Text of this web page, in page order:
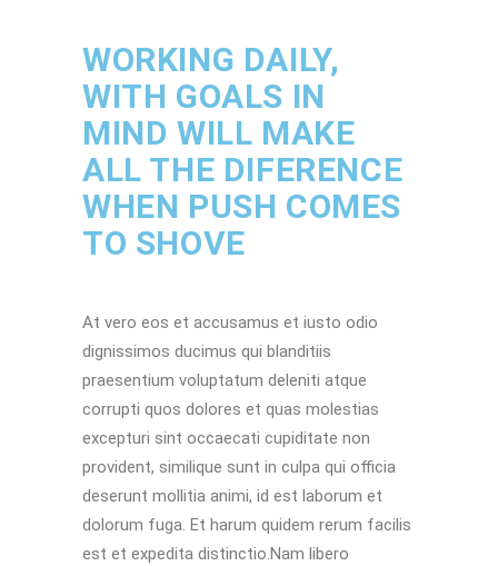
WORKING DAILY,
WITH GOALS IN
MIND WILL MAKE
ALL THE DIFERENCE
WHEN PUSH COMES
TO SHOVE
At vero eos et accusamus et iusto odio
dignissimos ducimus qui blanditiis
praesentium voluptatum deleniti atque
corrupti quos dolores et quas molestias
excepturi sint occaecati cupiditate non
provident, similique sunt in culpa qui officia
deserunt mollitia animi, id est laborum et
dolorum fuga. Et harum quidem rerum facilis
est et expedita distinctio.Nam libero